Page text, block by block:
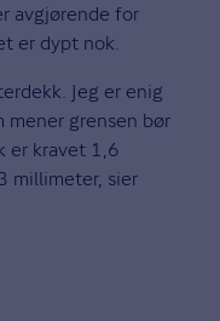
avgjørende for
er dypt nok.
Jeg er enig
mener grensen bør
er kravet 1,6
millimeter, sier